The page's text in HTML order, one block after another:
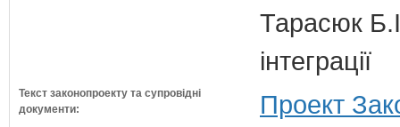
Тарасюк
інтеграції
Текст законопроекту та супровідні
документи:
Проект